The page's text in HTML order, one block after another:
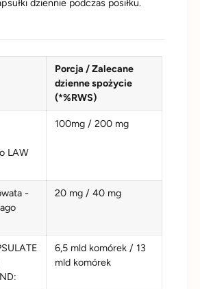
dziennie podczas posiłku.
Porcja / Zalecane
dzienne spożycie
(*%RWS)
LAW
100mg / 200 mg
-
20 mg / 40 mg
6,5 mld komórek / 13
mld komórek